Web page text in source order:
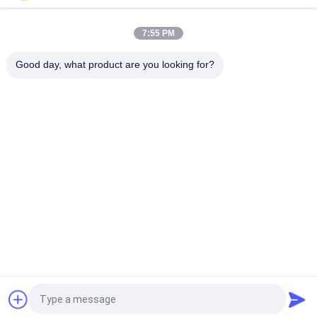
7:55 PM
Good day, what product are you looking for?